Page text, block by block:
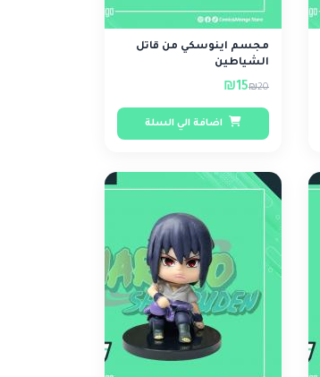
مجسم اينوسكي من قاتل
الشياطين
₪20
₪15
اضافة الي السلة